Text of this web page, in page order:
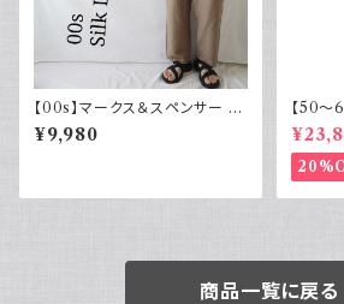
【00s】マークス＆スペンサー M
arks & Spencer シルクリネン
パンツ スラックス 古着
¥9,980
【50～
ト ショ
テージ
商品一覧に戻る